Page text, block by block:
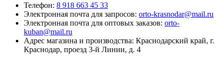
Телефон: 8 918 663 45 33
Электронная почта для запросов: orto-krasnodar@mail.ru
Электронная почта для оптовых заказов: orto-
kuban@mail.ru
Адрес магазина и производства: Краснодарский край, г.
Краснодар, проезд 3-й Линии, д. 4